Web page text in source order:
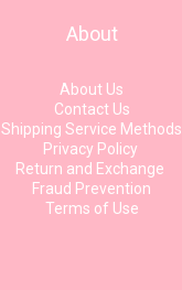
About
About Us
Contact Us
Shipping Service Methods
Privacy Policy
Return and Exchange
Fraud Prevention
Terms of Use